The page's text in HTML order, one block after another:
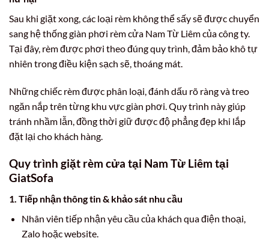
Sau khi giặt xong, các loại rèm không thể sấy sẽ được chuyển
sang hệ thống giàn phơi rèm cửa Nam Từ Liêm của công ty.
Tại đây, rèm được phơi theo đúng quy trình, đảm bảo khô tự
nhiên trong điều kiện sạch sẽ, thoáng mát.
Những chiếc rèm được phân loại, đánh dấu rõ ràng và treo
ngăn nắp trên từng khu vực giàn phơi. Quy trình này giúp
tránh nhầm lẫn, đồng thời giữ được độ phẳng đẹp khi lắp
đặt lại cho khách hàng.
Quy trình giặt rèm cửa tại Nam Từ Liêm tại
GiatSofa
1. Tiếp nhận thông tin & khảo sát nhu cầu
Nhân viên tiếp nhận yêu cầu của khách qua điện thoại,
Zalo hoặc website.